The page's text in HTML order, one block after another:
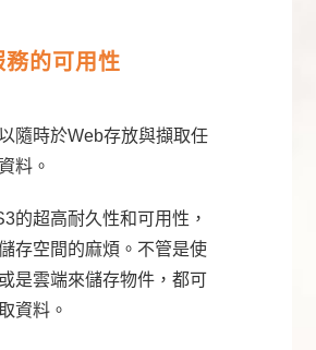
務的可用性
隨時於Web存放與擷取任
料。
的超高耐久性和可用性，
存空間的麻煩。不管是使
是雲端來儲存物件，都可
資料。